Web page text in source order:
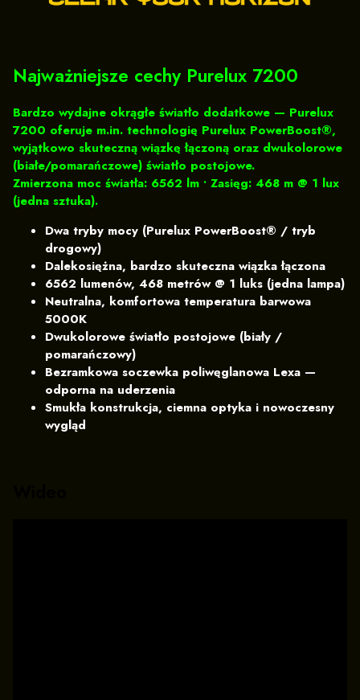
Najważniejsze cechy Purelux 7200
Bardzo wydajne okrągłe światło dodatkowe — Purelux
7200 oferuje m.in. technologię Purelux PowerBoost®,
wyjątkowo skuteczną wiązkę łączoną oraz dwukolorowe
(białe/pomarańczowe) światło postojowe.
Zmierzona moc światła: 6562 lm • Zasięg: 468 m @ 1 lux
(jedna sztuka).
Dwa tryby mocy (Purelux PowerBoost® / tryb
drogowy)
Dalekosiężna, bardzo skuteczna wiązka łączona
6562 lumenów, 468 metrów @ 1 luks (jedna lampa)
Neutralna, komfortowa temperatura barwowa
5000K
Dwukolorowe światło postojowe (biały /
pomarańczowy)
Bezramkowa soczewka poliwęglanowa Lexa —
odporna na uderzenia
Smukła konstrukcja, ciemna optyka i nowoczesny
wygląd